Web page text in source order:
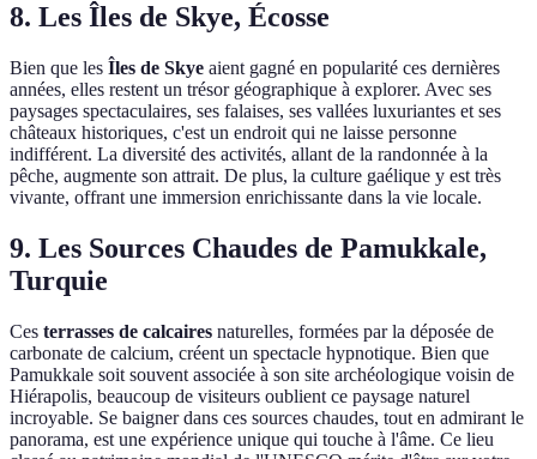
8. Les Îles de Skye, Écosse
Bien que les Îles de Skye aient gagné en popularité ces dernières
années, elles restent un trésor géographique à explorer. Avec ses
paysages spectaculaires, ses falaises, ses vallées luxuriantes et ses
châteaux historiques, c'est un endroit qui ne laisse personne
indifférent. La diversité des activités, allant de la randonnée à la
pêche, augmente son attrait. De plus, la culture gaélique y est très
vivante, offrant une immersion enrichissante dans la vie locale.
9. Les Sources Chaudes de Pamukkale,
Turquie
Ces terrasses de calcaires naturelles, formées par la déposée de
carbonate de calcium, créent un spectacle hypnotique. Bien que
Pamukkale soit souvent associée à son site archéologique voisin de
Hiérapolis, beaucoup de visiteurs oublient ce paysage naturel
incroyable. Se baigner dans ces sources chaudes, tout en admirant le
panorama, est une expérience unique qui touche à l'âme. Ce lieu